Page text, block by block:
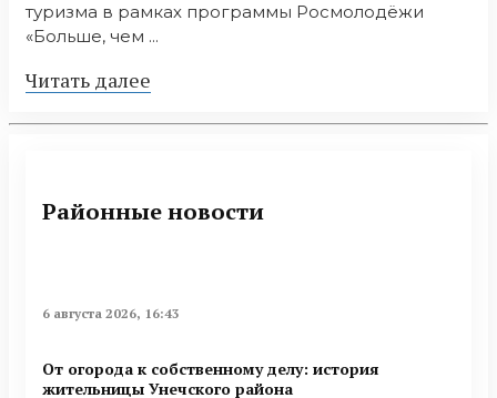
туризма в рамках программы Росмолодёжи
«Больше, чем ...
Читать далее
Районные новости
6 августа 2026, 16:43
От огорода к собственному делу: история
жительницы Унечского района